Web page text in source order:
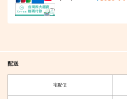
配送
宅配便